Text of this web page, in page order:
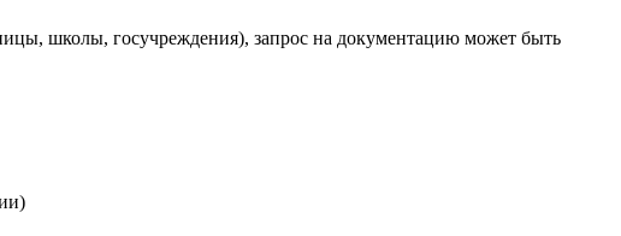
школы, госучреждения), запрос на документацию может быть